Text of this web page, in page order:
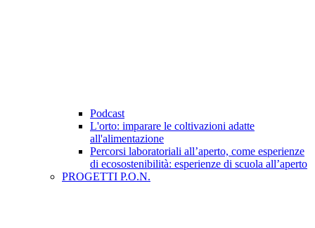
Podcast
L'orto: imparare le coltivazioni adatte
all'alimentazione
Percorsi laboratoriali all’aperto, come esperienze
di ecosostenibilità: esperienze di scuola all’aperto
PROGETTI P.O.N.